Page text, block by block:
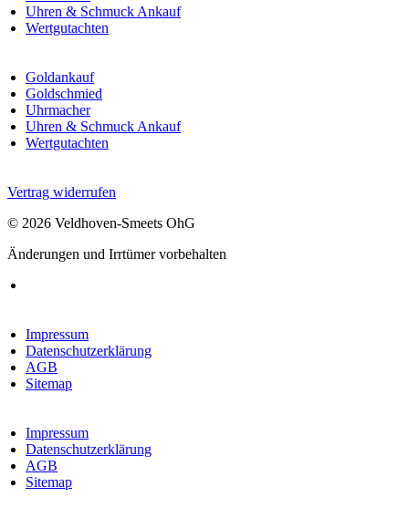
Uhren & Schmuck Ankauf
Wertgutachten
Goldankauf
Goldschmied
Uhrmacher
Uhren & Schmuck Ankauf
Wertgutachten
Vertrag widerrufen
© 2026 Veldhoven-Smeets OhG
Änderungen und Irrtümer vorbehalten
Impressum
Datenschutzerklärung
AGB
Sitemap
Impressum
Datenschutzerklärung
AGB
Sitemap